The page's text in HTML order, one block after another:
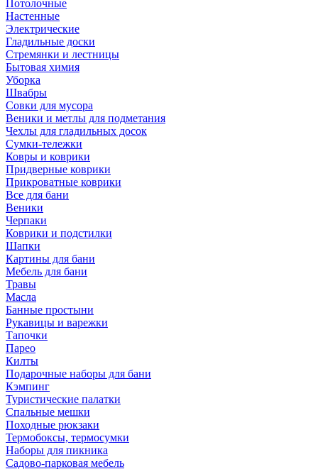
Потолочные
Настенные
Электрические
Гладильные доски
Стремянки и лестницы
Бытовая химия
Уборка
Швабры
Совки для мусора
Веники и метлы для подметания
Чехлы для гладильных досок
Сумки-тележки
Ковры и коврики
Придверные коврики
Прикроватные коврики
Все для бани
Веники
Черпаки
Коврики и подстилки
Шапки
Картины для бани
Мебель для бани
Травы
Масла
Банные простыни
Рукавицы и варежки
Тапочки
Парео
Килты
Подарочные наборы для бани
Кэмпинг
Туристические палатки
Спальные мешки
Походные рюкзаки
Термобоксы, термосумки
Наборы для пикника
Садово-парковая мебель